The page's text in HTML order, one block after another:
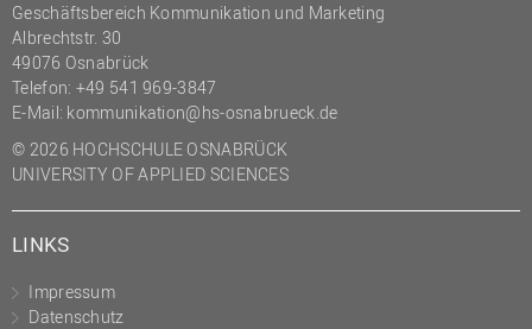
Geschäftsbereich Kommunikation und Marketing
Albrechtstr. 30
49076 Osnabrück
Telefon: +49 541 969-3847
E-Mail: kommunikation@hs-osnabrueck.de
© 2026 HOCHSCHULE OSNABRÜCK
UNIVERSITY OF APPLIED SCIENCES
LINKS
Impressum
Datenschutz